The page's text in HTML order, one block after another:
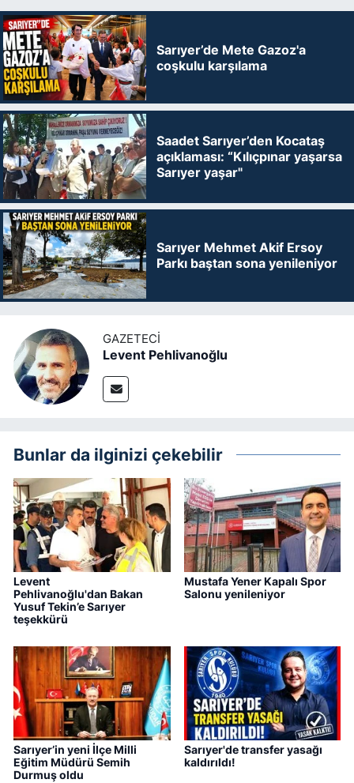
Sarıyer’de Mete Gazoz'a
coşkulu karşılama
Saadet Sarıyer’den Kocataş
açıklaması: “Kılıçpınar yaşarsa
Sarıyer yaşar"
Sarıyer Mehmet Akif Ersoy
Parkı baştan sona yenileniyor
GAZETECI
Levent Pehlivanoğlu
Bunlar da ilginizi çekebilir
Levent
Pehlivanoğlu'dan Bakan
Yusuf Tekin’e Sarıyer
teşekkürü
Mustafa Yener Kapalı Spor
Salonu yenileniyor
Sarıyer’in yeni İlçe Milli
Eğitim Müdürü Semih
Durmuş oldu
Sarıyer'de transfer yasağı
kaldırıldı!